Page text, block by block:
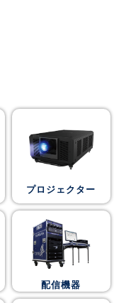
プロジェクター
配信機器